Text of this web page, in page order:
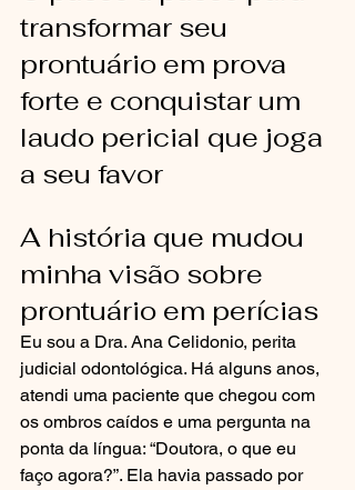
transformar seu
prontuário em prova
forte e conquistar um
laudo pericial que joga
a seu favor
A história que mudou
minha visão sobre
prontuário em perícias
Eu sou a Dra. Ana Celidonio, perita
judicial odontológica. Há alguns anos,
atendi uma paciente que chegou com
os ombros caídos e uma pergunta na
ponta da língua: “Doutora, o que eu
faço agora?”. Ela havia passado por